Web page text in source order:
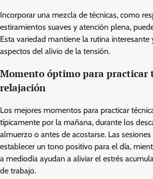
Incorporar una mezcla de técnicas, como
estiramientos suaves y atención plena,
Esta variedad mantiene la rutina
aspectos del alivio de la tensión.
Momento óptimo para practicar
relajación
Los mejores momentos para practicar
típicamente por la mañana, durante los
almuerzo o antes de acostarse. Las
establecer un tono positivo para el día,
a mediodía ayudan a aliviar el estrés
de trabajo.